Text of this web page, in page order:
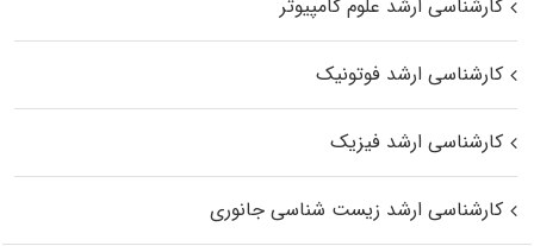
کارشناسی ارشد علوم کامپیوتر
کارشناسی ارشد فوتونیک
کارشناسی ارشد فیزیک
کارشناسی ارشد زیست‌ شناسی جانوری